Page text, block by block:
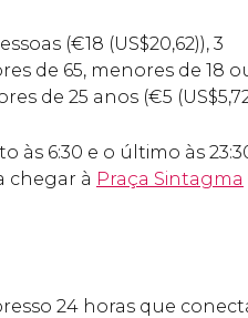
(€18 (US$20,62)), 3
de 65, menores de 18
de 25 anos (€5 (US$
às 6:30 e o último às
chegar à Praça Sintagma
24 horas que